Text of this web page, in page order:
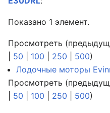
Показано 1 элемент.
Просмотреть
50 100 250 500)
Лодочные моторы
Просмотреть
50 100 250 500)